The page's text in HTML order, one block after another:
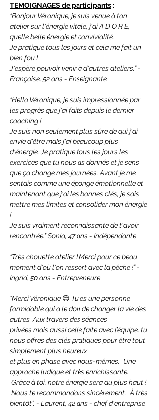
TEMOIGNAGES de participants :
“Bonjour Véronique, je suis venue à ton
atelier sur l'énergie vitale, j'ai A D O R E,
quelle belle énergie et convivialité.
Je pratique tous les jours et cela me fait un
bien fou !
J'espère pouvoir venir à d'autres ateliers.” -
Françoise, 52 ans - Enseignante
“Hello Véronique, je suis impressionnée par
les progrès que j'ai faits depuis le dernier
coaching !
Je suis non seulement plus sûre de qui j'ai
envie d'être mais j'ai beaucoup plus
d'énergie. Je pratique tous les jours les
exercices que tu nous as donnés et je sens
que ça change mes journées. Avant je me
sentais comme une éponge émotionnelle et
maintenant que j'ai les bonnes clés, je sais
mettre mes limites et consolider mon énergie
!
Je suis vraiment reconnaissante de t'avoir
rencontrée." Sonia, 47 ans - Indépendante
“Très chouette atelier ! Merci pour ce beau
moment d'où l'on ressort avec la pêche !” -
Ingrid, 50 ans - Entrepreneure
“Merci Véronique 😊 Tu es une personne
formidable qui a le don de changer la vie des
autres. Aux travers des séances
privées mais aussi celle faite avec l’équipe, tu
nous offres des clés pratiques pour être tout
simplement plus heureux
et plus en phase avec nous-mêmes.
Une
approche ludique et très enrichissante.
Grâce à toi, notre énergie sera au plus haut !
Nous te recommandons sincèrement. À très
bientôt”. - Laurent, 42 ans - chef d'entreprise